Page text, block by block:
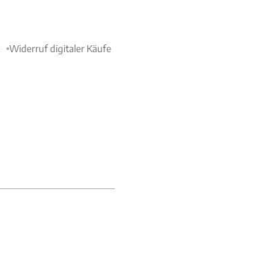
Widerruf digitaler Käufe